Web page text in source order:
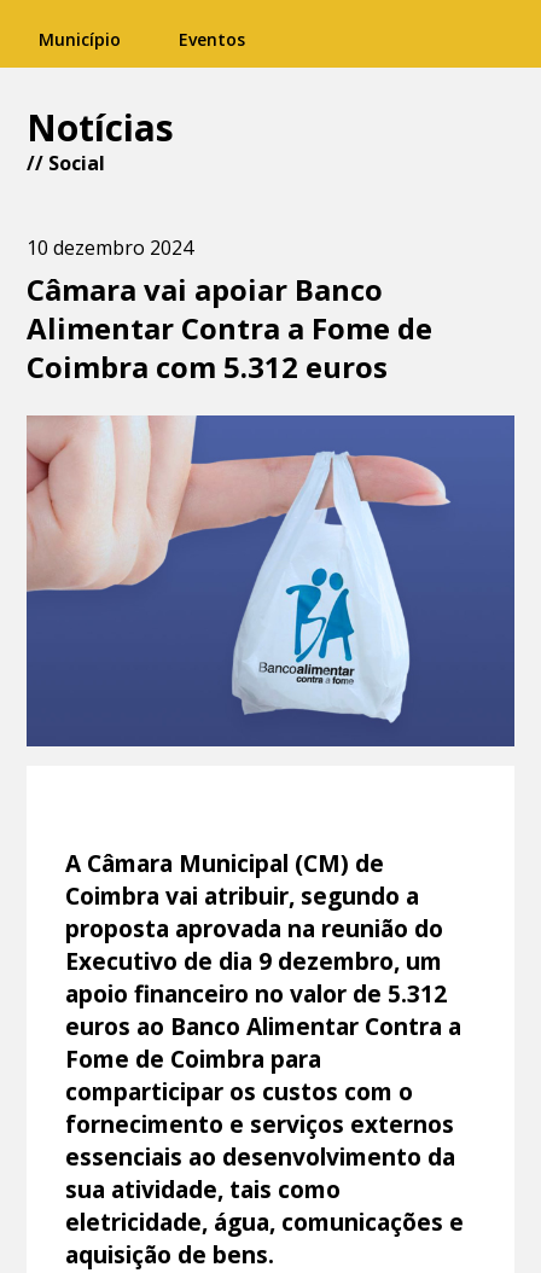
Município Eventos
Notícias
// Social
10 dezembro 2024
Câmara vai apoiar Banco
Alimentar Contra a Fome de
Coimbra com 5.312 euros
A Câmara Municipal (CM) de
Coimbra vai atribuir, segundo a
proposta aprovada na reunião do
Executivo de dia 9 dezembro, um
apoio financeiro no valor de 5.312
euros ao Banco Alimentar Contra a
Fome de Coimbra para
comparticipar os custos com o
fornecimento e serviços externos
essenciais ao desenvolvimento da
sua atividade, tais como
eletricidade, água, comunicações e
aquisição de bens.